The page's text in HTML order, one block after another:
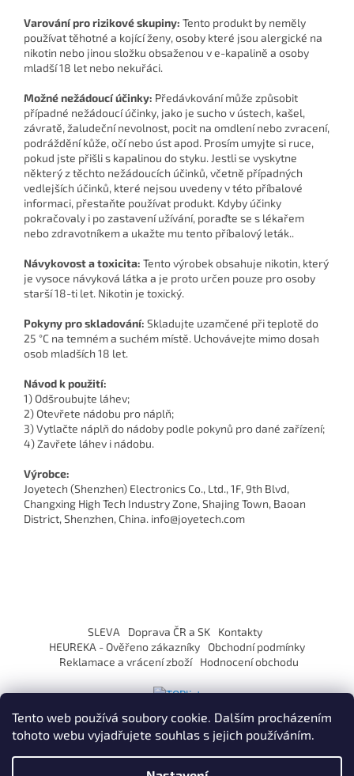
Tento web používá soubory cookie. Dalším procházením
tohoto webu vyjadřujete souhlas s jejich používáním.
Varování pro rizikové skupiny: Tento produkt by neměly
používat těhotné a kojící ženy, osoby které jsou alergické na
nikotin nebo jinou složku obsaženou v e-kapalině a osoby
mladší 18 let nebo nekuřáci.
Možné nežádoucí účinky: Předávkování může způsobit
případné nežádoucí účinky, jako je sucho v ústech, kašel,
závratě, žaludeční nevolnost, pocit na omdlení nebo zvracení,
podráždění kůže, očí nebo úst apod. Prosím umyjte si ruce,
pokud jste přišli s kapalinou do styku. Jestli se vyskytne
některý z těchto nežádoucích účinků, včetně případných
vedlejších účinků, které nejsou uvedeny v této příbalové
informaci, přestaňte používat produkt. Kdyby účinky
pokračovaly i po zastavení užívání, poraďte se s lékařem
nebo zdravotníkem a ukažte mu tento příbalový leták..
Návykovost a toxicita: Tento výrobek obsahuje nikotin, který
je vysoce návyková látka a je proto určen pouze pro osoby
starší 18-ti let. Nikotin je toxický.
Pokyny pro skladování: Skladujte uzamčené při teplotě do
25 °C na temném a suchém místě. Uchovávejte mimo dosah
osob mladších 18 let.
Návod k použití:
1) Odšroubujte láhev;
2) Otevřete nádobu pro náplň;
3) Vytlačte náplň do nádoby podle pokynů pro dané zařízení;
4) Zavřete láhev i nádobu.
Výrobce:
Joyetech (Shenzhen) Electronics Co., Ltd., 1F, 9th Blvd,
Changxing High Tech Industry Zone, Shajing Town, Baoan
District, Shenzhen, China. info@joyetech.com
í
SLEVA Doprava ČR a SK
Kontakty
HEUREKA - Ověřeno zákazníky
Obchodní podmínky
Reklamace a vrácení zboží
Hodnocení obchodu